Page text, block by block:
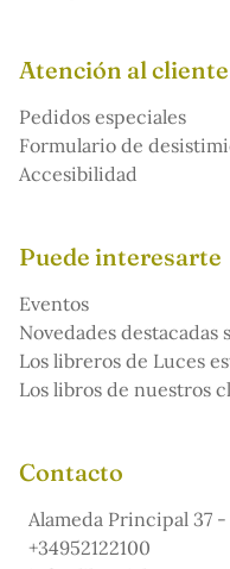
Atención al cliente
Pedidos especiales
Formulario de
Accesibilidad
Puede interesarte
Eventos
Novedades destacadas
Los libreros de Luces
Los libros de nuestros
Contacto
Alameda Principal 37
+34952122100